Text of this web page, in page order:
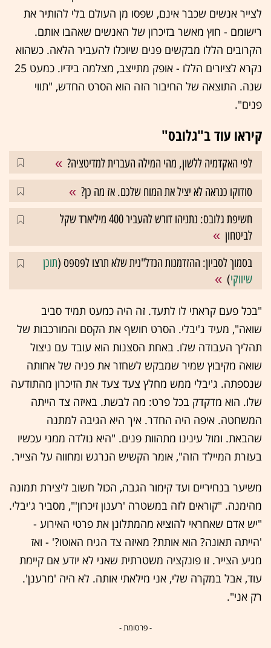
לצייר אנשים שכבר אינם, שפסו מן העולם בלי להותיר את
רישומם - חוץ מאשר בזיכרון של האנשים שאהבו אותם.
הקרובים הללו מבקשים פנים שיוכלו להעביר הלאה. כשהוא
נקרא לציורים הללו - אופק מתייצב, מצלמה בידיו. כמעט 25
שנה. התוצאה של החיבור הזה הוא הסרט החדש, "תווי
פנים".
קיראו עוד ב"גלובס"
לפי האקדמיה ללשון, מהי המילה העברית למדיטציה?
סודוקו כנראה לא יציל את המוח שלכם. אז מה כן?
חשיפת גלובס: נתניהו דורש להעביר 400 מיליארד שקל
לביטחון
בסמוך לסביון: ההזדמנות הנדל"נית שלא תרצו לפספס (תוכן
שיווקי)
"בכל פעם קראתי לו לתעד. זה היה כמעט תמיד סביב
שואה", מעיד ג'יבלי. הסרט חושף את הקסם והמורכבות של
תהליך העבודה שלו. באחת הסצנות הוא עובד עם ניצול
שואה מקיבוץ שמיר שמבקש לשחזר את פניה של אחותה
שנספתה. ג'יבלי ממש מחלץ צעד צעד את הזיכרון מהתודעה
שלו. הוא מדקדק בכל פרט: מה לבשת. באיזה צד הייתה
המשחטה. איפה היה החדר. איך היא הגיבה למתנה
שהבאת. ומול עינינו מתהוות פנים. "היא נולדה ממני עכשיו
בעזרת המיילד הזה", אומר הקשיש הנרגש ומחווה על הצייר.
משיער בנחיריים ועד קימור הגבה, הכול חשוב ליצירת תמונה
מהימנה. "קוראים לזה במשטרה 'רענון זיכרון'", מסביר ג'יבלי.
"יש אדם שאחראי להוציא מהמתלונן את פרטי האירוע -
'הייתה תאונה? הוא אותת? מאיזה צד הגיח האוטו?' - ואז
מגיע הצייר. זו פונקציה משטרתית שאני לא יודע אם קיימת
עוד, אבל במקרה שלי, אני מילאתי אותה. לא היה 'מרענן'.
רק אני".
- פרסומת -